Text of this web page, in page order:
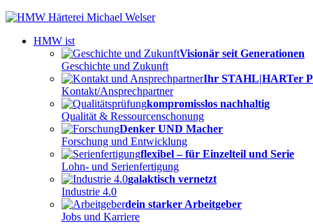
HMW ist
Visionär seit Generationen
Geschichte und Zukunft
Ihr STAHL|HARTer
Kontakt/Ansprechpartner
kompromisslos nachhaltig
Qualität & Ressourcenschonung
Denker UND Macher
Forschung und Entwicklung
flexibel – für Einzelteil und Serie
Lohn- und Serienfertigung
galaktisch vernetzt
Industrie 4.0
dein starker Arbeitgeber
Jobs und Karriere